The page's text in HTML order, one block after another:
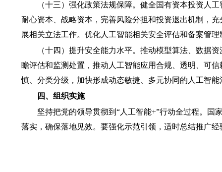
（十三）强化政策法规保障。 健全国有资本投资人
耐心资本、战略资本，完善风险分担和投资退出机制，
展相关立法工作。优化人工智能相关安全评估和备案管理
（十四）提升安全能力水平。 推动模型算法、数据
瞻评估和监测处置，推动人工智能应用合规、透明、可
慎、分类分级，加快形成动态敏捷、多元协同的人工智能
四、组织实施
坚持把党的领导贯彻到“人工智能+”行动全过程。
落实，确保落地见效。要强化示范引领，适时总结推广